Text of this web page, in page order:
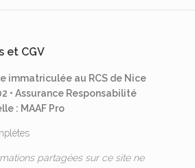
et CGV
immatriculée au RCS de Nice
• Assurance Responsabilité
: MAAF Pro
partagées sur ce site ne